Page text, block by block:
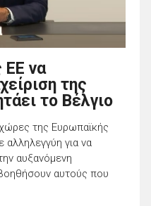
ΕΕ να
της
το Βέλγιο
της Ευρωπαϊκής
για να
αυξανόμενη
αυτούς που